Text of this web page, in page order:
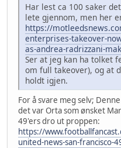
Har lest ca 100 saker
lete gjennom, men her
https://
enterprises-takeover-
as-andrea-radrizzani-
Ser at jeg kan ha tolket
om full takeover), og at
holdt igjen.
For å svare meg selv;
det var Orta som ønsket
49'ers dro ut proppen:
https://
united-news-san-francisco-